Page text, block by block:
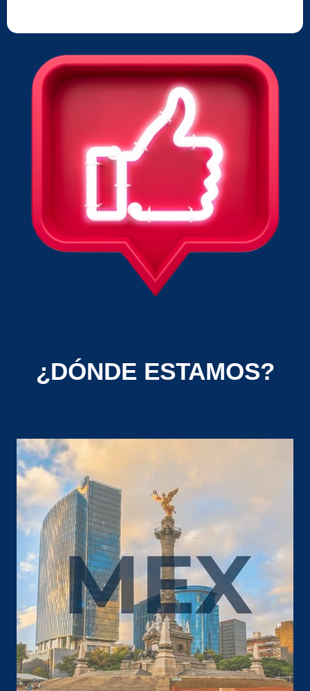
¿DÓNDE ESTAMOS?